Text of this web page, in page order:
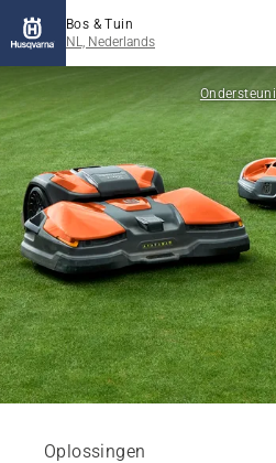
Bos & Tuin
NL, Nederlands
Oplossingen